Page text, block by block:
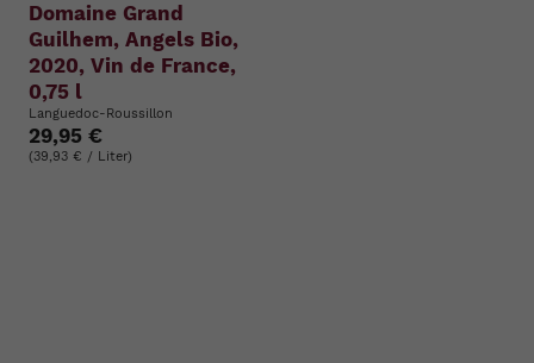
Domaine Grand
Guilhem, Angels Bio,
2020, Vin de France,
0,75 l
Languedoc-Roussillon
29,95 €
(39,93 € / Liter)